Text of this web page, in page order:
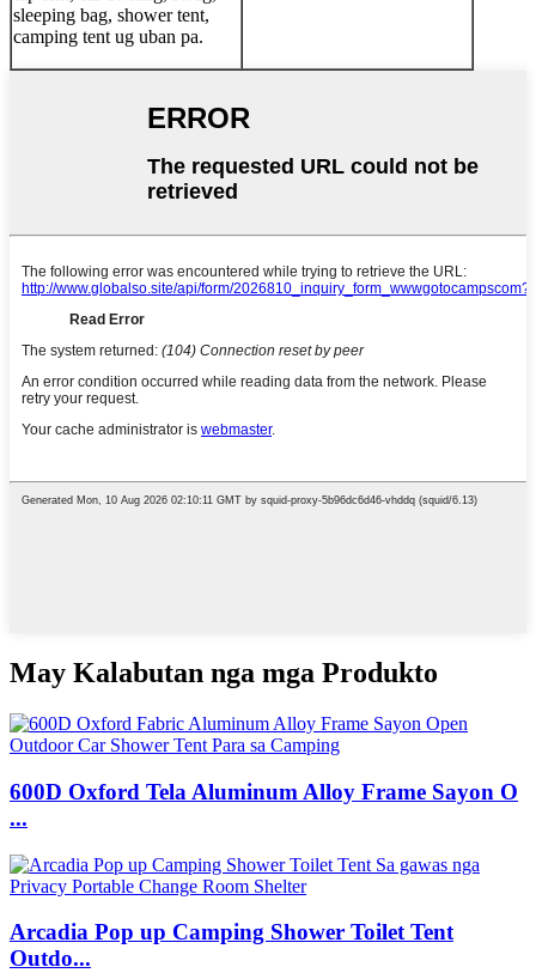
sleeping bag, shower tent,
camping tent ug uban pa.
May Kalabutan nga mga Produkto
600D Oxford Tela Aluminum Alloy Frame Sayon O
...
Arcadia Pop up Camping Shower Toilet Tent
Outdo...